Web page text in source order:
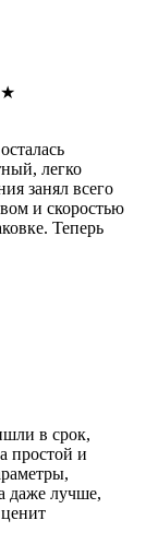
★
легко
занял всего
и скоростью
Теперь
в срок,
простой и
даже лучше,